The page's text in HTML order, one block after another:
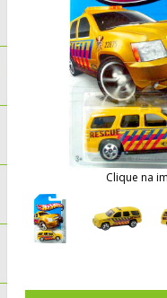
Clique na